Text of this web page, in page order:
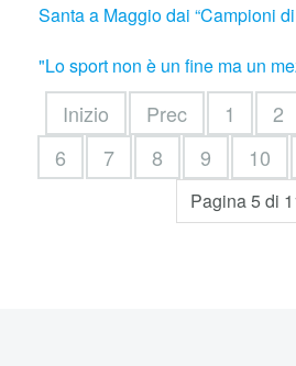
Santa a Maggio dai “Campioni
"Lo sport non è un fine ma un
Pagina 5 di
Inizio Prec 1 2
6
7 8 9 10